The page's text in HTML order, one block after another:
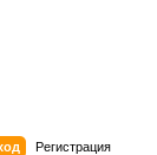
Регистрация